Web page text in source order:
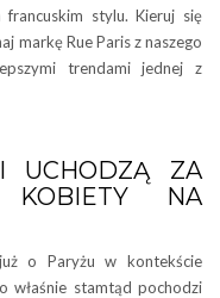
francuskim stylu. Kieruj się
markę Rue Paris z naszego
trendami jednej z
UCHODZĄ ZA
KOBIETY NA
o Paryżu w kontekście
właśnie stamtąd pochodzi